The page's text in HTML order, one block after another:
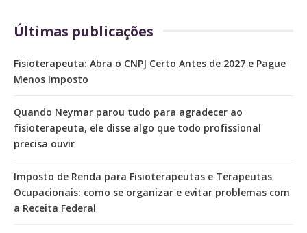
Últimas publicações
Fisioterapeuta: Abra o CNPJ Certo Antes de 2027 e Pague
Menos Imposto
Quando Neymar parou tudo para agradecer ao
fisioterapeuta, ele disse algo que todo profissional
precisa ouvir
Imposto de Renda para Fisioterapeutas e Terapeutas
Ocupacionais: como se organizar e evitar problemas com
a Receita Federal